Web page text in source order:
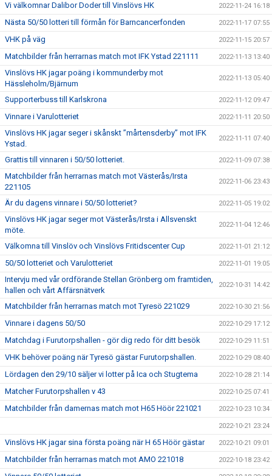
Vi välkomnar Dalibor Doder till Vinslövs HK 2022-11-24 16:18
Nästa 50/50 lotteri till förmån för Barncancerfonden 2022-11-17 07:55
VHK på väg 2022-11-15 20:57
Matchbilder från herrarnas match mot IFK Ystad 221111 2022-11-13 13:40
Vinslövs HK jagar poäng i kommunderby mot
Hässleholm/Bjärnum
2022-11-13 05:40
Supporterbuss till Karlskrona 2022-11-12 09:47
Vinnare i Varulotteriet 2022-11-11 20:50
Vinslövs HK jagar seger i skånskt ”mårtensderby” mot IFK
Ystad.
2022-11-11 07:40
Grattis till vinnaren i 50/50 lotteriet. 2022-11-09 07:38
Matchbilder från herrarnas match mot Västerås/Irsta
221105
2022-11-06 23:43
Är du dagens vinnare i 50/50 lotteriet? 2022-11-05 19:02
Vinslövs HK jagar seger mot Västerås/Irsta i Allsvenskt
möte.
2022-11-04 12:46
Välkomna till Vinslöv och Vinslövs Fritidscenter Cup 2022-11-01 21:12
50/50 lotteriet och Varulotteriet 2022-11-01 19:05
Intervju med vår ordförande Stellan Grönberg om framtiden,
hallen och vårt Affärsnätverk
2022-10-31 14:42
Matchbilder från herrarnas match mot Tyresö 221029 2022-10-30 21:56
Vinnare i dagens 50/50 2022-10-29 17:12
Matchdag i Furutorpshallen - gör dig redo för ditt besök 2022-10-29 11:51
VHK behöver poäng när Tyresö gästar Furutorpshallen. 2022-10-29 08:40
Lördagen den 29/10 säljer vi lotter på Ica och Stugtema 2022-10-28 21:14
Matcher Furutorpshallen v 43 2022-10-25 07:41
Matchbilder från damernas match mot H65 Höör 221021 2022-10-23 10:34
2022-10-21 23:24
Vinslövs HK jagar sina första poäng när H 65 Höör gästar 2022-10-21 09:01
Matchbilder från herrarnas match mot AMO 221018 2022-10-18 23:42